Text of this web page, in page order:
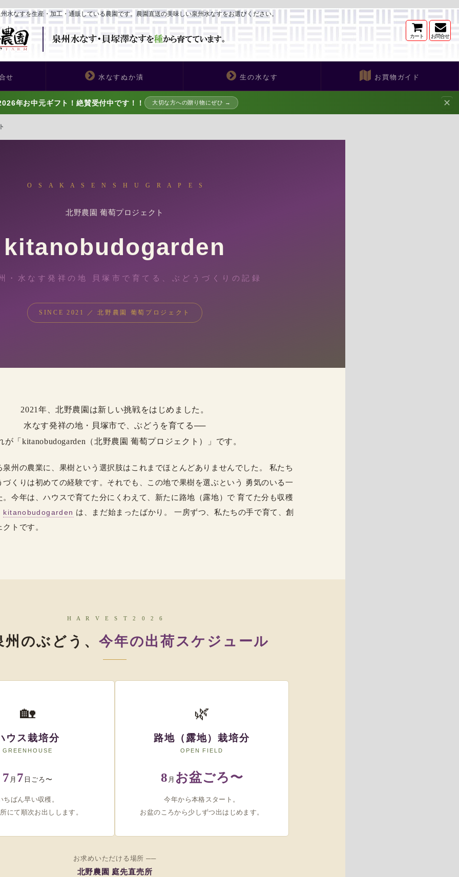
水なすを生産・加工・通販している農園です。農園直送の美味しい泉州水なすをお選びください。
カート お問合せ
せ 水なすぬか漬 生の水なす お買物ガイド
年お中元ギフト！絶賛受付中です！！ 大切な方への贈り物にぜひ → ✕
O S A K A S E N S H U G R A P E S
北野農園 葡萄プロジェクト
kitanobudogarden
・水なす発祥の地 貝塚市で育てる、ぶどうづくりの記録
SINCE 2021 ／ 北野農園 葡萄プロジェクト
2021年、北野農園は新しい挑戦をはじめました。
水なす発祥の地・貝塚市で、ぶどうを育てる──
が「kitanobudogarden（北野農園 葡萄プロジェクト）」です。
泉州の農業に、果樹という選択肢はこれまでほとんどありませんでした。 私たち
づくりは初めての経験です。それでも、この地で果樹を選ぶという 勇気のいる一
。今年は、ハウスで育てた分にくわえて、新たに路地（露地）で 育てた分も収穫
kitanobudogarden は、まだ始まったばかり。 一房ずつ、私たちの手で育て、創
トです。
H A R V E S T 2 0 2 6
州のぶどう、今年の出荷スケジュール
🏡
ウス栽培分
GREENHOUSE
7 月 7 日ごろ〜
ちばん早い収穫。
にて順次お出しします。
🌿
路地（露地）栽培分
OPEN FIELD
8 月 お盆ごろ〜
今年から本格スタート。
お盆のころから少しずつ出はじめます。
お求めいただける場所 ──
北野農園 庭先直売所